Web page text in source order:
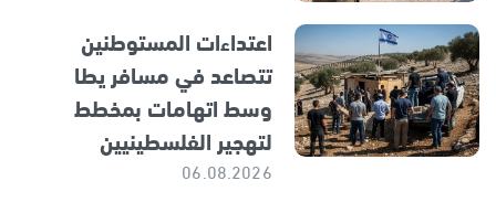
اعتداءات المستوطنين
تتصاعد في مسافر يطا
وسط اتهامات بمخطط
لتهجير الفلسطينيين
06.08.2026